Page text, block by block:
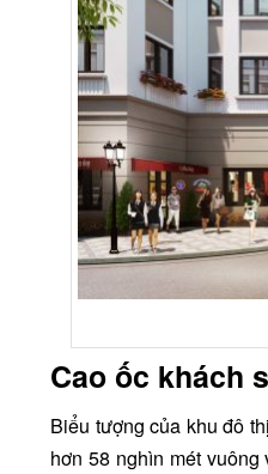
Cao ốc khách
Biểu tượng của khu đô
hơn 58 nghìn mét